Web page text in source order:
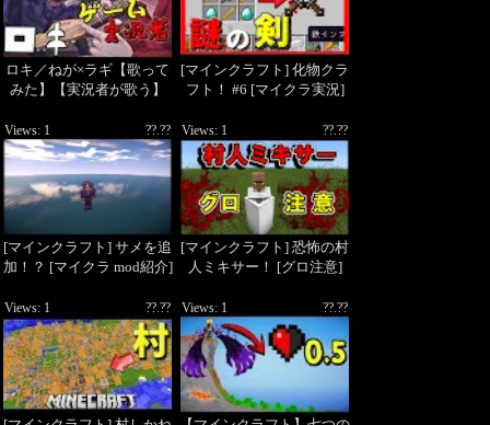
ロキ／ねが×ラギ【歌って
みた】【実況者が歌う】
[マインクラフト] 化物クラ
フト！ #6 [マイクラ実況]
[マインクラフト] サメを追
加！？ [マイクラ mod紹介]
??.??
Views: 1
[マインクラフト] 恐怖の村
人ミキサー！ [グロ注意]
??.??
Views: 1
??.??
Views: 1 ??.??
Views: 1